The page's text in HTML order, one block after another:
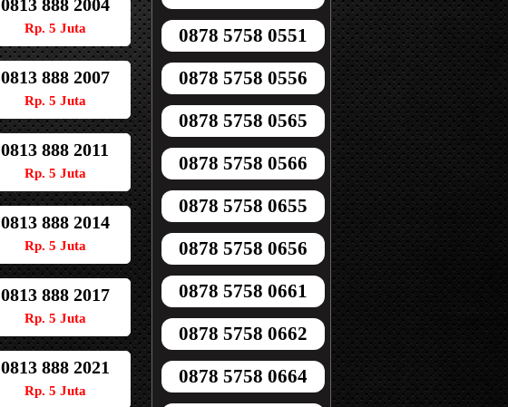
0813 888 2004
Rp. 5 Juta
0813 888 2007
Rp. 5 Juta
0813 888 2011
Rp. 5 Juta
0813 888 2014
Rp. 5 Juta
0813 888 2017
Rp. 5 Juta
0813 888 2021
Rp. 5 Juta
0878 5758 0551
0878 5758 0556
0878 5758 0565
0878 5758 0566
0878 5758 0655
0878 5758 0656
0878 5758 0661
0878 5758 0662
0878 5758 0664